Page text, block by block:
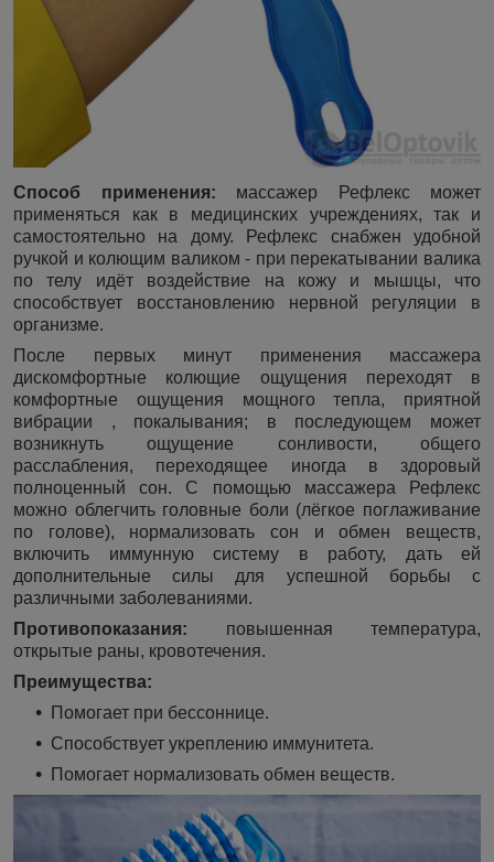
Способ применения: массажер Рефлекс может
применяться как в медицинских учреждениях, так и
самостоятельно на дому. Рефлекс снабжен удобной
ручкой и колющим валиком - при перекатывании валика
по телу идёт воздействие на кожу и мышцы, что
способствует восстановлению нервной регуляции в
организме.
После первых минут применения массажера
дискомфортные колющие ощущения переходят в
комфортные ощущения мощного тепла, приятной
вибрации , покалывания; в последующем может
возникнуть ощущение сонливости, общего
расслабления, переходящее иногда в здоровый
полноценный сон. С помощью массажера Рефлекс
можно облегчить головные боли (лёгкое поглаживание
по голове), нормализовать сон и обмен веществ,
включить иммунную систему в работу, дать ей
дополнительные силы для успешной борьбы с
различными заболеваниями.
Противопоказания: повышенная температура,
открытые раны, кровотечения.
Преимущества:
Помогает при бессоннице.
Способствует укреплению иммунитета.
Помогает нормализовать обмен веществ.